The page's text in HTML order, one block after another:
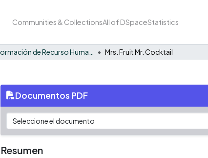
Communities & CollectionsAll of DSpaceStatistics
Mrs. Fruit Mr. Cocktail
Documentos PDF
Resumen